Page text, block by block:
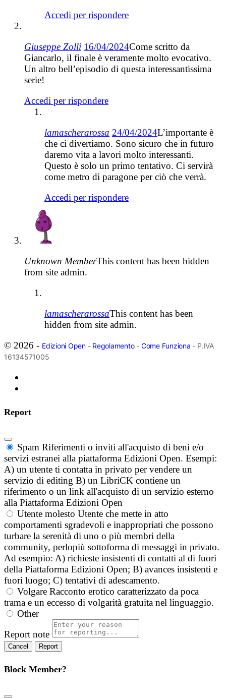
Accedi per rispondere
Giuseppe Zolli 16/04/2024Come scritto da
Giancarlo, il finale è veramente molto evocativo.
Un altro bell’episodio di questa interessantissima
serie!
Accedi per rispondere
lamascherarossa 24/04/2024L’importante è
che ci divertiamo. Sono sicuro che in futuro
daremo vita a lavori molto interessanti.
Questo è solo un primo tentativo. Ci servirà
come metro di paragone per ciò che verrà.
Accedi per rispondere
Unknown MemberThis content has been hidden
from site admin.
lamascherarossaThis content has been
hidden from site admin.
© 2026 - Edizioni Open- Regolamento- Come Funziona - P.IVA
16134571005
Report
Spam Riferimenti o inviti all'acquisto di beni e/o
servizi estranei alla piattaforma Edizioni Open. Esempi:
A) un utente ti contatta in privato per vendere un
servizio di editing B) un LibriCK contiene un
riferimento o un link all'acquisto di un servizio esterno
alla Piattaforma Edizioni Open
Utente molesto Utente che mette in atto
comportamenti sgradevoli e inappropriati che possono
turbare la serenità di uno o più membri della
community, perlopiù sottoforma di messaggi in privato.
Ad esempio: A) richieste insistenti di contatti al di fuori
della Piattaforma Edizioni Open; B) avances insistenti e
fuori luogo; C) tentativi di adescamento.
Volgare Racconto erotico caratterizzato da poca
trama e un eccesso di volgarità gratuita nel linguaggio.
Other
Report note
Report
Block Member?